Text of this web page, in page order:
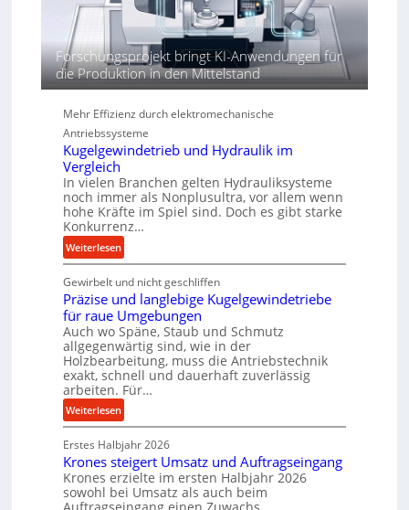
e
i
e
P
e
o
r
m
a
n
c
e
b
e
i
m
D
r
ü
c
k
p
r
o
z
Forschungsprojekt bringt KI-Anwendungen für
die Produktion in den Mittelstand
Mehr Effizienz durch elektromechanische
Antriebssysteme
Kugelgewindetrieb und Hydraulik im
Vergleich
In vielen Branchen gelten Hydrauliksysteme
noch immer als Nonplusultra, vor allem wenn
hohe Kräfte im Spiel sind. Doch es gibt starke
Konkurrenz…
Weiterlesen:
K
u
g
e
l
g
e
w
i
n
e
r
i
Gewirbelt und nicht geschliffen
Präzise und langlebige Kugelgewindetriebe
für raue Umgebungen
Auch wo Späne, Staub und Schmutz
allgegenwärtig sind, wie in der
Holzbearbeitung, muss die Antriebstechnik
exakt, schnell und dauerhaft zuverlässig
arbeiten. Für…
Weiterlesen:
P
r
ä
z
i
Erstes Halbjahr 2026
Krones steigert Umsatz und Auftragseingang
Krones erzielte im ersten Halbjahr 2026
sowohl bei Umsatz als auch beim